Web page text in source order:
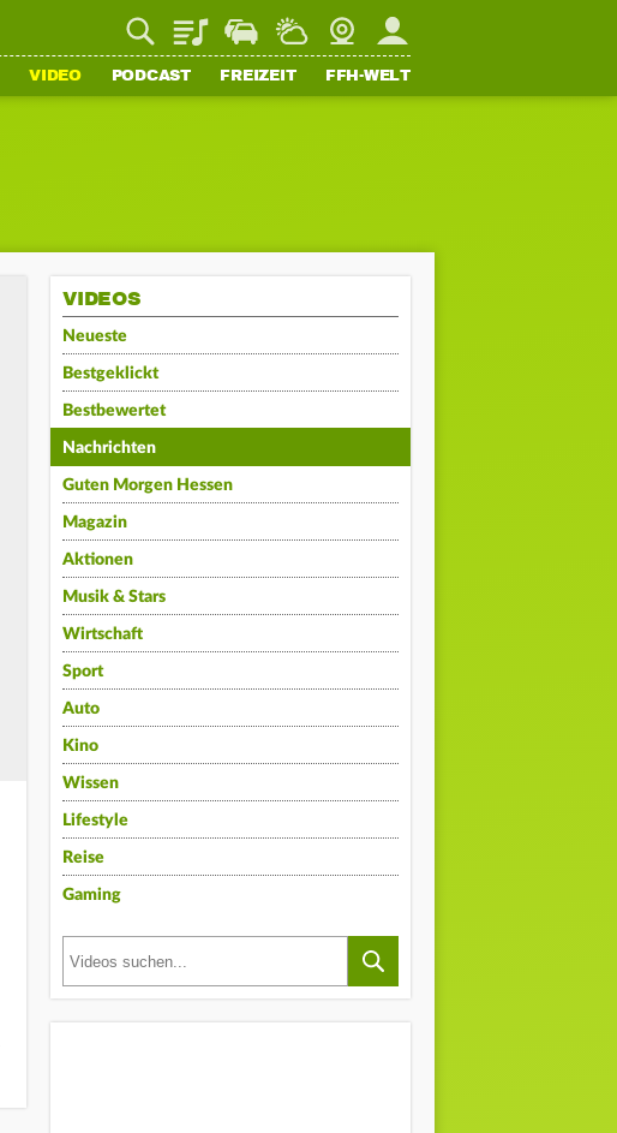
PlaylistStaupilotWetterWebcamMein FFH
VIDEO PODCAST FREIZEIT FFH-WELT
VIDEOS
Neueste
Bestgeklickt
Bestbewertet
Nachrichten
Guten Morgen Hessen
Magazin
Aktionen
Musik & Stars
Wirtschaft
Sport
Auto
Kino
Wissen
Lifestyle
Reise
Gaming